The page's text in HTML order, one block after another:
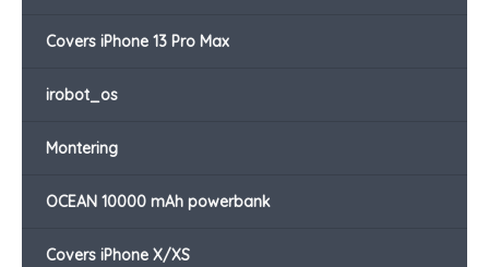
Covers iPhone 13 Pro Max
irobot_os
Montering
OCEAN 10000 mAh powerbank
Covers iPhone X/XS